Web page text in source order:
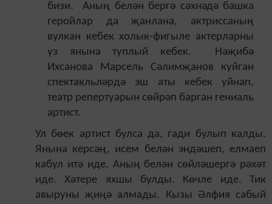
бизи. Аның белән бергә сәхнәдә башка
геройлар да җанлана, актриссаның
вулкан кебек холык-фигыле ак­терларны
үз янына туплый кебек. Нәҗибә
Ихсанова Марсель Сәлимҗанов куйган
спектакльләрдә эш аты кебек уйнап,
театр репертуарын сөйрәп барган гениаль
артист.
Ул бөек артист булса да, гади булып калды.
Янына керсәң, исем белән эндәшеп, елмаеп
кабул итә иде. Аның белән сөйләшергә рәхәт
иде. Хәтере яхшы булды. Көчле иде. Тик
авыруны җиңә алмады. Кызы Әлфия сабый